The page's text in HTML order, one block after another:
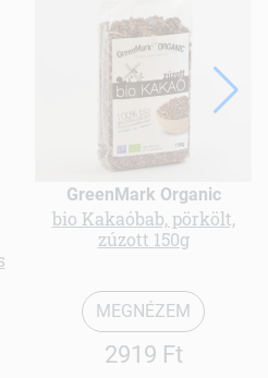
GreenMark Organic
bio Kakaóbab, pörkölt,
zúzott 150g
MEGNÉZEM
2919 Ft